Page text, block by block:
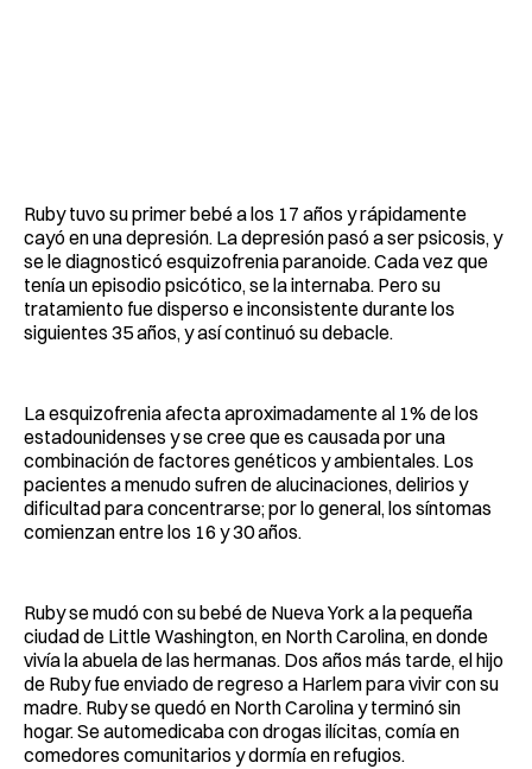
Ruby tuvo su primer bebé a los 17 años y rápidamente
cayó en una depresión. La depresión pasó a ser psicosis, y
se le diagnosticó esquizofrenia paranoide. Cada vez que
tenía un episodio psicótico, se la internaba. Pero su
tratamiento fue disperso e inconsistente durante los
siguientes 35 años, y así continuó su debacle.
La esquizofrenia afecta aproximadamente al 1% de los
estadounidenses y se cree que es causada por una
combinación de factores genéticos y ambientales. Los
pacientes a menudo sufren de alucinaciones, delirios y
dificultad para concentrarse; por lo general, los síntomas
comienzan entre los 16 y 30 años.
Ruby se mudó con su bebé de Nueva York a la pequeña
ciudad de Little Washington, en North Carolina, en donde
vivía la abuela de las hermanas. Dos años más tarde, el hijo
de Ruby fue enviado de regreso a Harlem para vivir con su
madre. Ruby se quedó en North Carolina y terminó sin
hogar. Se automedicaba con drogas ilícitas, comía en
comedores comunitarios y dormía en refugios.